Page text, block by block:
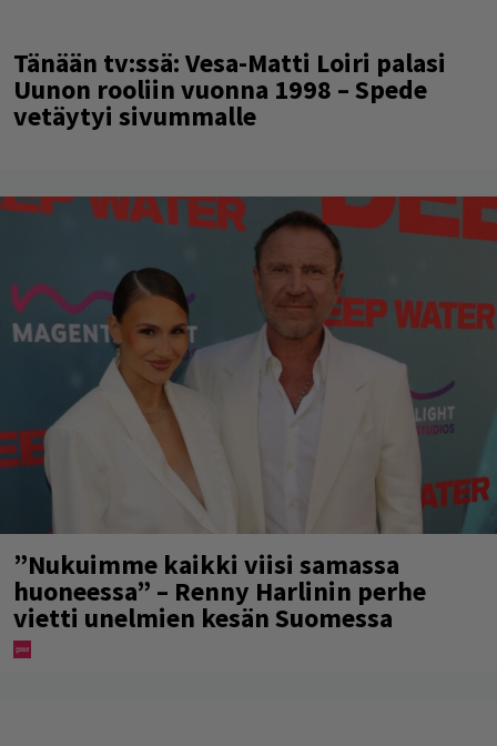
Tänään tv:ssä: Vesa-Matti Loiri palasi
Uunon rooliin vuonna 1998 – Spede
vetäytyi sivummalle
”Nukuimme kaikki viisi samassa
huoneessa” – Renny Harlinin perhe
vietti unelmien kesän Suomessa